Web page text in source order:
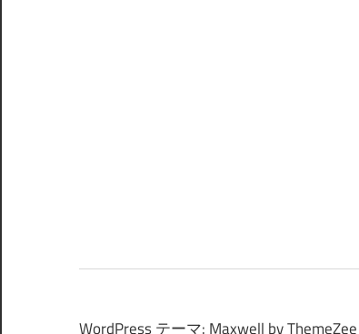
WordPress テーマ: Maxwell by ThemeZee